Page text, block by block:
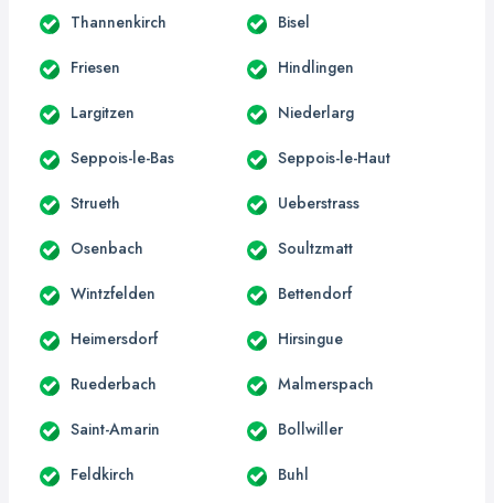
Thannenkirch Bisel
Friesen Hindlingen
Largitzen Niederlarg
Seppois-le-Bas Seppois-le-Haut
Strueth Ueberstrass
Osenbach Soultzmatt
Wintzfelden Bettendorf
Heimersdorf Hirsingue
Ruederbach Malmerspach
Saint-Amarin Bollwiller
Feldkirch Buhl